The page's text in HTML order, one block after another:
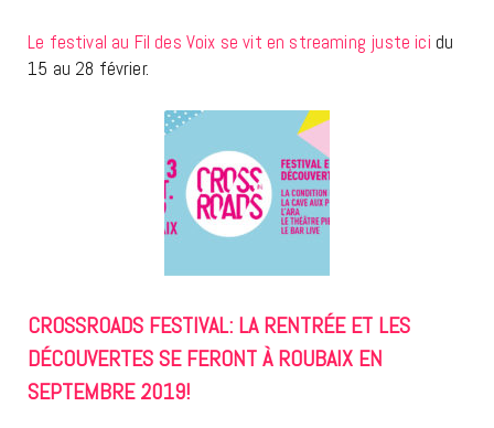
Le festival au Fil des Voix se vit en streaming juste ici du
15 au 28 février.
CROSSROADS FESTIVAL: LA RENTRÉE ET LES
DÉCOUVERTES SE FERONT À ROUBAIX EN
SEPTEMBRE 2019!